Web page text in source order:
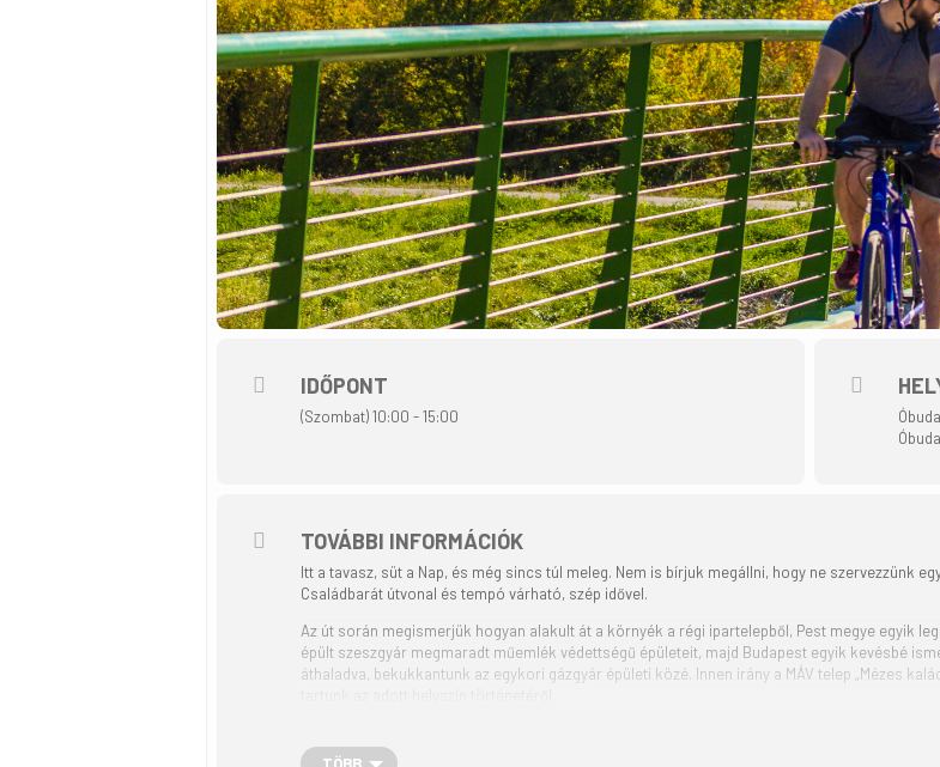
IDŐPONT
(Szombat) 10:00 - 15:00
TOVÁBBI INFORMÁCIÓK
Itt a tavasz, süt a Nap, és még sincs túl meleg. Nem is bírjuk megállni, hogy ne szervezzünk
Családbarát útvonal és tempó várható, szép idővel.
Az út során megismerjük hogyan alakult át a környék a régi ipartelepből, Pest megye egyik
épült szeszgyár megmaradt műemlék védettségű épületeit, majd Budapest egyik kevésbé
áthaladva, bekukkantunk az egykori gázgyár épületi közé. Innen irány a MÁV telep „Mézes
TÖBB